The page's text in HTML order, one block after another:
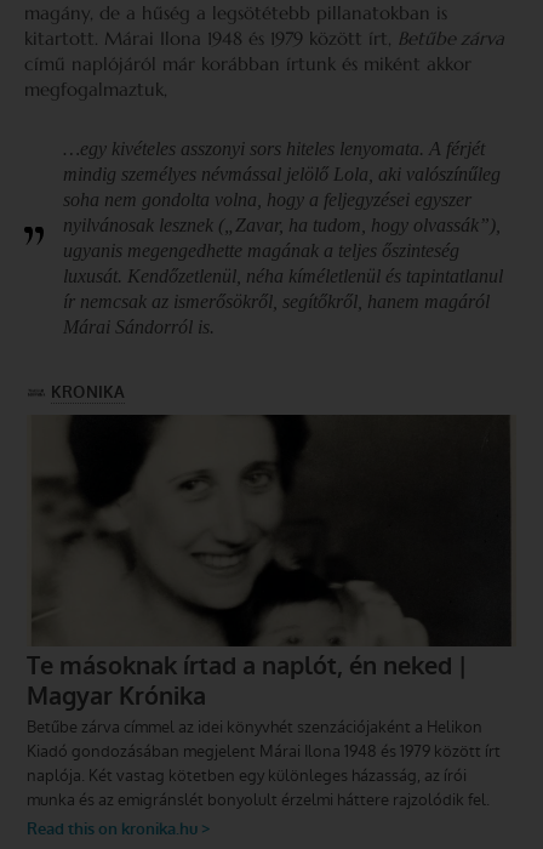
magány, de a hűség a legsötétebb pillanatokban is
kitartott. Márai Ilona 1948 és 1979 között írt, Betűbe zárva
című naplójáról már korábban írtunk és miként akkor
megfogalmaztuk,
…egy kivételes asszonyi sors hiteles lenyomata. A férjét
mindig személyes névmással jelölő Lola, aki valószínűleg
soha nem gondolta volna, hogy a feljegyzései egyszer
nyilvánosak lesznek („Zavar, ha tudom, hogy olvassák”),
ugyanis megengedhette magának a teljes őszinteség
luxusát. Kendőzetlenül, néha kíméletlenül és tapintatlanul
ír nemcsak az ismerősökről, segítőkről, hanem magáról
Márai Sándorról is.